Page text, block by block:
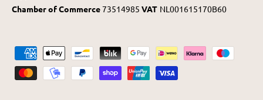
Chamber of Commerce73514985VAT NL001615170B60
a